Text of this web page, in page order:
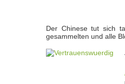
Der Chinese tut sich
gesammelten und alle